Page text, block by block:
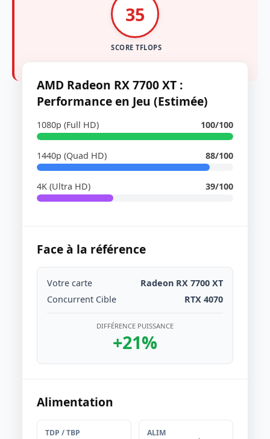
35
SCORE TFLOPS
AMD Radeon RX 7700 XT :
Performance en Jeu (Estimée)
1080p (Full HD) 100/100
1440p (Quad HD) 88/100
4K (Ultra HD) 39/100
Face à la référence
Votre carte
Radeon RX 7700 XT
Concurrent Cible
RTX 4070
DIFFÉRENCE PUISSANCE
+21%
Alimentation
TDP / TBP
ALIM